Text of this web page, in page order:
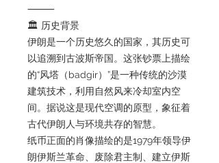
⸻
🏛 历史背景
伊朗是一个历史悠久的国家，其历史可
以追溯到古波斯帝国。这张钞票上描绘
的“风塔（badgir）”是一种传统的沙漠
建筑技术，利用自然风来冷却室内空
间。据说这是现代空调的原型，象征着
古代伊朗人与环境共存的智慧。
纸币正面的肖像描绘的是1979年领导伊
朗伊斯兰革命、废除君主制、建立伊斯